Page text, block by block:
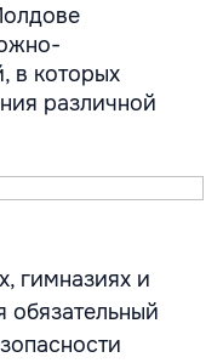
в которых
различной
гимназиях и
обязательный